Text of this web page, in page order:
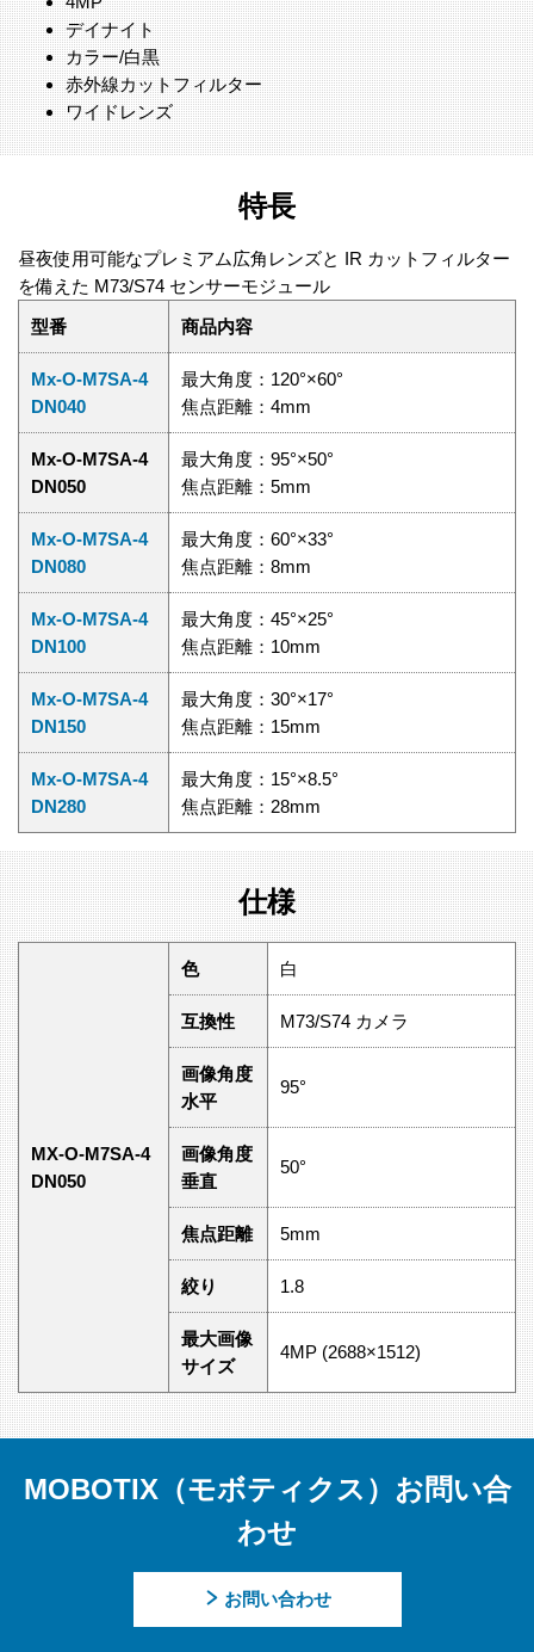
デイナイト
カラー/白黒
赤外線カットフィルター
ワイドレンズ
特長
昼夜使用可能なプレミアム広角レンズと IR カットフィルター
を備えた M73/S74 センサーモジュール
型番
商品内容
Mx-O-M7SA-4
DN040
最大角度：120°×60°
焦点距離：4mm
Mx-O-M7SA-4
DN050
最大角度：95°×50°
焦点距離：5mm
Mx-O-M7SA-4
DN080
最大角度：60°×33°
焦点距離：8mm
Mx-O-M7SA-4
DN100
最大角度：45°×25°
焦点距離：10mm
Mx-O-M7SA-4
DN150
最大角度：30°×17°
焦点距離：15mm
Mx-O-M7SA-4
DN280
最大角度：15°×8.5°
焦点距離：28mm
仕様
MX-O-M7SA-4
DN050
色 白
互換性 M73/S74 カメラ
画像角度
水平
95°
画像角度
垂直
50°
焦点距離 5mm
絞り 1.8
最大画像
サイズ
4MP (2688×1512)
MOBOTIX（モボティクス）お問い合
わせ
お問い合わせ